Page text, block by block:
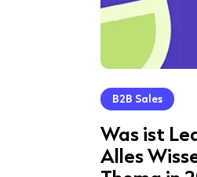
B2B Sales
Was ist
Alles